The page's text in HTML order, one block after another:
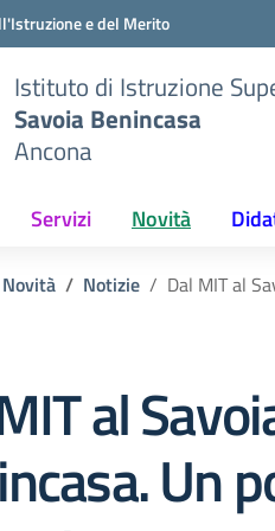
e del Merito
Istituto di Istruzione
Savoia Benincasa
Ancona
Servizi Novità
Novità Notizie Dal MIT al
al
Un